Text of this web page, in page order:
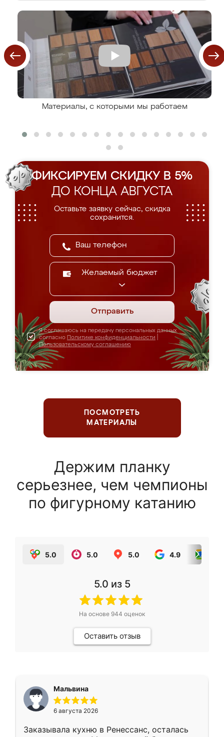
Материалы, с которыми мы работаем
ФИКСИРУЕМ СКИДКУ В 5%
ДО КОНЦА АВГУСТА
Оставьте заявку сейчас, скидка
сохранится.
Желаемый бюджет
Отправить
Я соглашаюсь на передачу персональных данных
согласно Политике конфиденциальности
Пользовательскому соглашению
ПОСМОТРЕТЬ
МАТЕРИАЛЫ
Держим планку
серьезнее, чем чемпионы
по фигурному катанию
5.0 5.0 5.0 4.9
5.0 из 5
На основе 944 оценок
Оставить отзыв
Мальвина
6 августа 2026
Заказывала кухню в Ренессанс, осталась